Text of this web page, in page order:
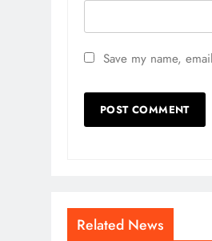
Save my name,
Related News